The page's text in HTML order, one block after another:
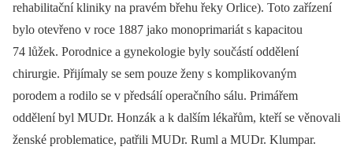
rehabilitační kliniky na pravém břehu řeky Orlice). Toto zařízení
bylo otevřeno v roce 1887 jako monoprimariát s kapacitou
74 lůžek. Porodnice a gynekologie byly součástí oddělení
chirurgie. Přijímaly se sem pouze ženy s komplikovaným
porodem a rodilo se v předsálí operačního sálu. Primářem
oddělení byl MUDr. Honzák a k dalším lékařům, kteří se věnovali
ženské problematice, patřili MUDr. Ruml a MUDr. Klumpar.